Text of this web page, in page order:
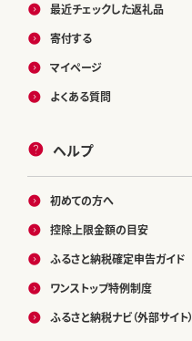
最近チェックした返礼品
寄付する
マイページ
よくある質問
ヘルプ
初めての方へ
控除上限金額の目安
ふるさと納税確定申告ガイド
ワンストップ特例制度
ふるさと納税ナビ（外部サイト）